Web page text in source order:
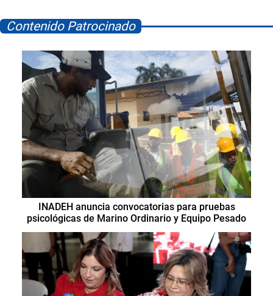
Contenido Patrocinado
INADEH anuncia convocatorias para pruebas
psicológicas de Marino Ordinario y Equipo Pesado